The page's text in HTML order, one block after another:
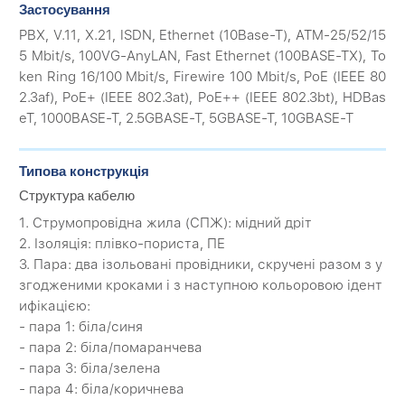
Застосування
PBX, V.11, X.21, ISDN, Ethernet (10Base-T), ATM-25/52/15
5 Mbit/s, 100VG-AnyLAN, Fast Ethernet (100BASE-TX), To
ken Ring 16/100 Mbit/s, Firewire 100 Mbit/s, PoE (IEEE 80
2.3af), PoE+ (IEEE 802.3at), PoE++ (IEEE 802.3bt), HDBas
eT, 1000BASE-T, 2.5GBASE-T, 5GBASE-T, 10GBASE-T
Типова конструкція
Структура кабелю
1. Струмопровідна жила (СПЖ): мідний дріт
2. Ізоляція: плівко-пориста, ПЕ
3. Пара: два ізольовані провідники, скручені разом з у
згодженими кроками і з наступною кольоровою ідент
ифікацією:
- пара 1: біла/синя
- пара 2: біла/помаранчева
- пара 3: біла/зелена
- пара 4: біла/коричнева